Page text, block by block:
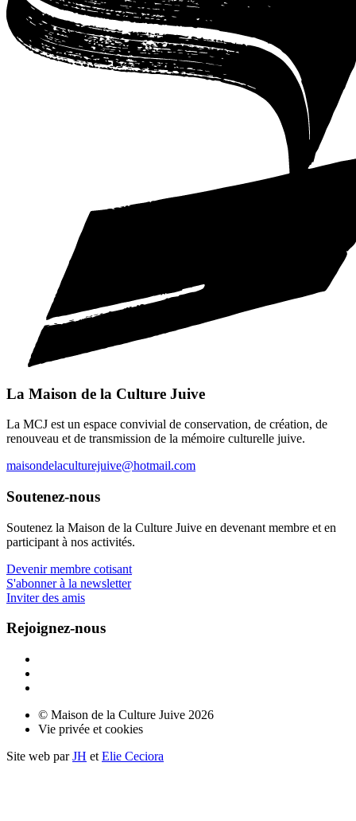
La Maison de la Culture Juive
La MCJ est un espace convivial de conservation, de création, de
renouveau et de transmission de la mémoire culturelle juive.
maisondelaculturejuive@hotmail.com
Soutenez-nous
Soutenez la Maison de la Culture Juive en devenant membre et en
participant à nos activités.
Devenir membre cotisant
S'abonner à la newsletter
Inviter des amis
Rejoignez-nous
© Maison de la Culture Juive 2026
Vie privée et cookies
Site web parJH et Elie Ceciora